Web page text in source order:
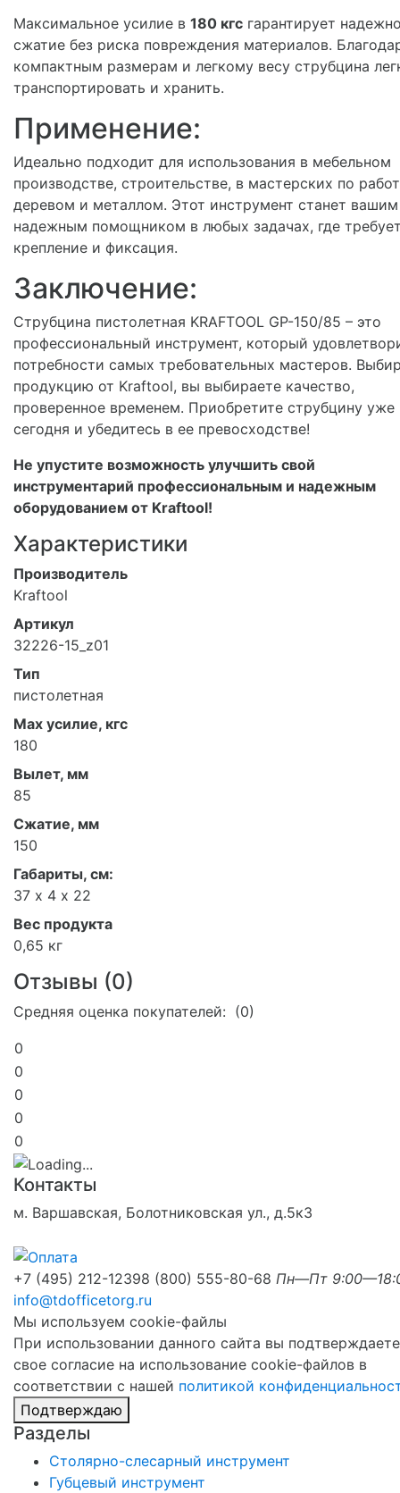
Максимальное усилие в 180 кгс гарантирует
сжатие без риска повреждения материалов.
компактным размерам и легкому весу струбцина
транспортировать и хранить.
Применение:
Идеально подходит для использования в мебельном
производстве, строительстве, в мастерских по
деревом и металлом. Этот инструмент станет вашим
надежным помощником в любых задачах, где
крепление и фиксация.
Заключение:
Струбцина пистолетная KRAFTOOL GP-150/85 – это
профессиональный инструмент, который
потребности самых требовательных мастеров.
продукцию от Kraftool, вы выбираете качество,
проверенное временем. Приобретите струбцину уже
сегодня и убедитесь в ее превосходстве!
Не упустите возможность улучшить свой
инструментарий профессиональным и надежным
оборудованием от Kraftool!
Характеристики
Производитель
Kraftool
Артикул
32226-15_z01
Тип
пистолетная
Мах усилие, кгс
180
Вылет, мм
85
Сжатие, мм
150
Габариты, см:
37 х 4 х 22
Вес продукта
0,65 кг
Отзывы (0)
Средняя оценка покупателей: (0)
0
0
0
0
0
Контакты
м. Варшавская, Болотниковская ул., д.5к3
+7 (495) 212-12398 (800) 555-80-68 Пн—Пт
info@tdofficetorg.ru
Мы используем cookie-файлы
При использовании данного сайта вы подтверждаете
свое согласие на использование cookie-файлов в
соответствии с нашей политикой
Подтверждаю
Разделы
Столярно-слесарный инструмент
Губцевый инструмент